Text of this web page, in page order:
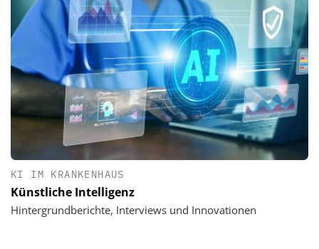
KI IM KRANKENHAUS
Künstliche Intelligenz
Hintergrundberichte, Interviews und Innovationen